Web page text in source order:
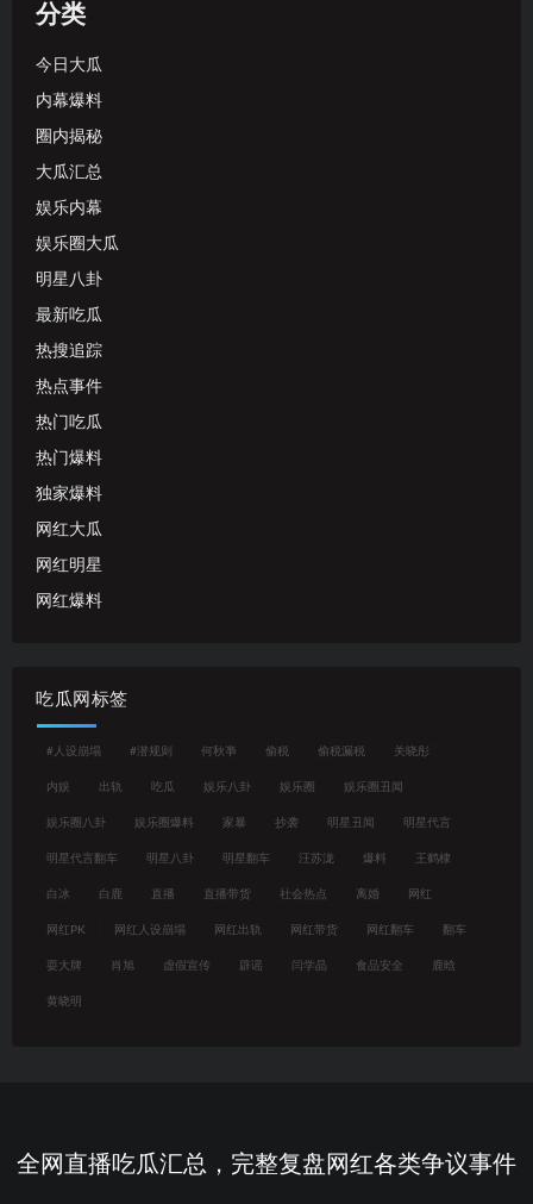
分类
今日大瓜
内幕爆料
圈内揭秘
大瓜汇总
娱乐内幕
娱乐圈大瓜
明星八卦
最新吃瓜
热搜追踪
热点事件
热门吃瓜
热门爆料
独家爆料
网红大瓜
网红明星
网红爆料
吃瓜网标签
#人设崩塌 #潜规则 何秋亊 偷税 偷税漏税 关晓彤
内娱 出轨 吃瓜 娱乐八卦 娱乐圈 娱乐圈丑闻
娱乐圈八卦 娱乐圈爆料 家暴 抄袭 明星丑闻 明星代言
明星代言翻车 明星八卦 明星翻车 汪苏泷 爆料 王鹤棣
白冰 白鹿 直播 直播带货 社会热点 离婚 网红
网红PK 网红人设崩塌 网红出轨 网红带货 网红翻车 翻车
耍大牌 肖旭 虚假宣传 辟谣 闫学晶 食品安全 鹿晗
黄晓明
全网直播吃瓜汇总，完整复盘网红各类争议事件